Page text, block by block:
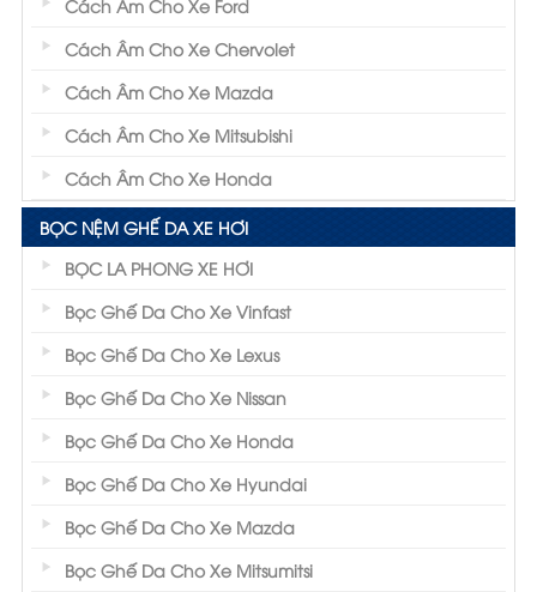
Cách Âm Cho Xe Ford
Cách Âm Cho Xe Chervolet
Cách Âm Cho Xe Mazda
Cách Âm Cho Xe Mitsubishi
Cách Âm Cho Xe Honda
BỌC NỆM GHẾ DA XE HƠI
BỌC LA PHONG XE HƠI
Bọc Ghế Da Cho Xe Vinfast
Bọc Ghế Da Cho Xe Lexus
Bọc Ghế Da Cho Xe Nissan
Bọc Ghế Da Cho Xe Honda
Bọc Ghế Da Cho Xe Hyundai
Bọc Ghế Da Cho Xe Mazda
Bọc Ghế Da Cho Xe Mitsumitsi